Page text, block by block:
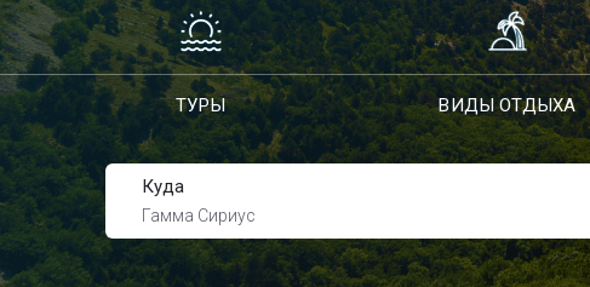
ТУРЫ ВИДЫ ОТДЫХА
Куда
Гамма Сириус